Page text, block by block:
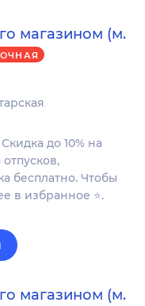
магазином (м.
до 10% на
бесплатно. Чтобы
в избранное ⭐.
магазином (м.